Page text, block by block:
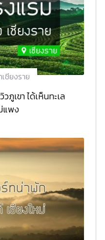
ชียงราย
เขา ได้เห็นทะเล
แพง